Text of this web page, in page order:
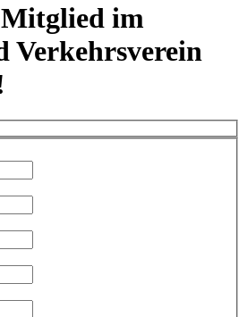
im
Verkehrsverein